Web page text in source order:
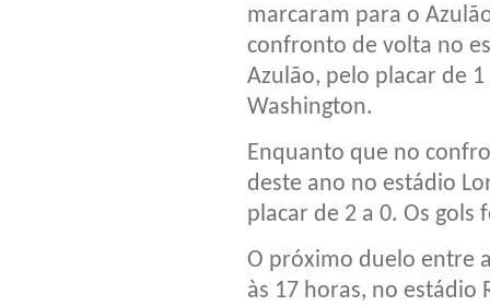
marcaram para o
confronto de volta no
Azulão, pelo placar de
Washington.
Enquanto que no
deste ano no estádio
placar de 2 a 0. Os gols
O próximo duelo entre
às 17 horas, no estádio